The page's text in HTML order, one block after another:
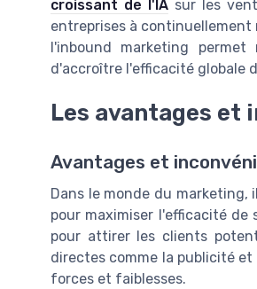
croissant de l'IAsur les
entreprises à continuellement
l'inbound marketing
d'accroître l'efficacité globale
Les avantages et
Avantages et
Dans le monde du
pour maximiser l'efficacité
pour attirer les clients
directes comme la publicité et
forces et faiblesses.